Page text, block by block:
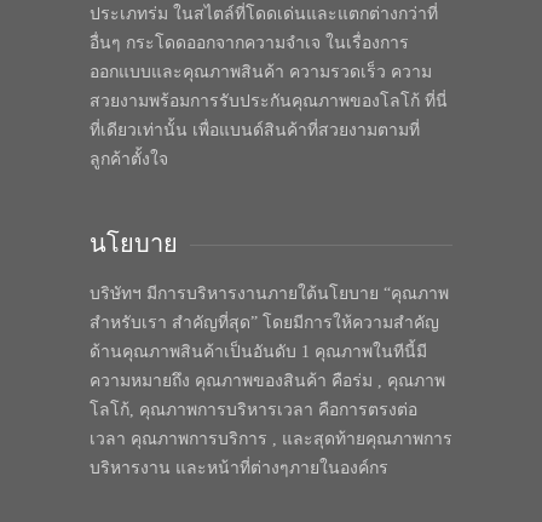
ประเภทร่ม ในสไตล์ที่โดดเด่นและแตกต่างกว่าที่
อื่นๆ กระโดดออกจากความจำเจ ในเรื่องการ
ออกแบบและคุณภาพสินค้า ความรวดเร็ว ความ
สวยงามพร้อมการรับประกันคุณภาพของโลโก้ ที่นี่
ที่เดียวเท่านั้น เพื่อแบนด์สินค้าที่สวยงามตามที่
ลูกค้าตั้งใจ
นโยบาย
บริษัทฯ มีการบริหารงานภายใต้นโยบาย “คุณภาพ
สำหรับเรา สำคัญที่สุด” โดยมีการให้ความสำคัญ
ด้านคุณภาพสินค้าเป็นอันดับ 1 คุณภาพในทีนี้มี
ความหมายถึง คุณภาพของสินค้า คือร่ม , คุณภาพ
โลโก้, คุณภาพการบริหารเวลา คือการตรงต่อ
เวลา คุณภาพการบริการ , และสุดท้ายคุณภาพการ
บริหารงาน และหน้าที่ต่างๆภายในองค์กร